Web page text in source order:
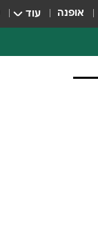
אופנה עוד